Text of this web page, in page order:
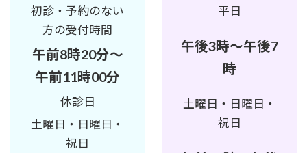
初診・予約のない
方の受付時間
午前8時20分～
午前11時00分
休診日
土曜日・日曜日・
祝日
平日
午後3時～午後7
時
土曜日・日曜日・
祝日